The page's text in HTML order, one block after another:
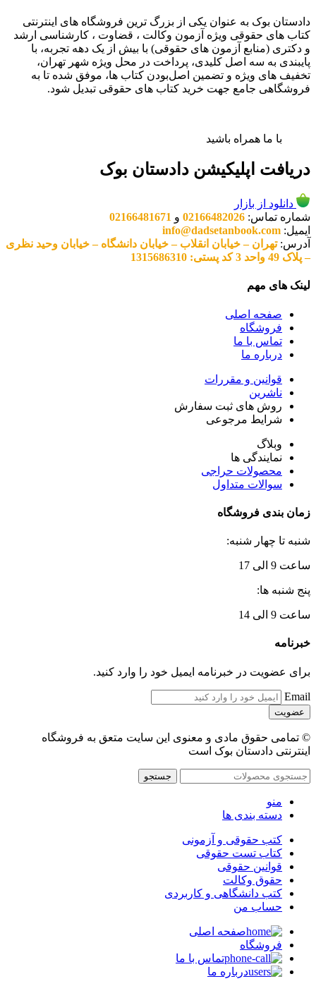
دادستان بوک به عنوان یکی از بزرگ ترین فروشگاه های اینترنتی
کتاب های حقوقی ویژه آزمون وکالت ، قضاوت ، کارشناسی ارشد
و دکتری (منابع آزمون های حقوقی) با بیش از یک دهه تجربه، با
پایبندی به سه اصل کلیدی، پرداخت در محل ویژه شهر تهران،
تخفیف های ویژه و تضمین اصل‌بودن کتاب ها، موفق شده تا به
فروشگاهی جامع جهت خرید کتاب های حقوقی تبدیل شود.
با ما همراه باشید
دریافت اپلیکیشن دادستان بوک
دانلود از بازار
شماره تماس: 02166482026 و 02166481671
ایمیل: info@dadsetanbook.com
آدرس:تهران – خیابان انقلاب – خیابان دانشگاه – خیابان وحید نظری
– پلاک 49 واحد 3 کد پستی: 1315686310
لینک های مهم
صفحه اصلی
فروشگاه
تماس با ما
درباره ما
قوانین و مقررات
ناشرین
روش های ثبت سفارش
شرایط مرجوعی
وبلاگ
نمایندگی ها
محصولات حراجی
سوالات متداول
زمان بندی فروشگاه
شنبه تا چهار شنبه:
ساعت 9 الی 17
پنج شنبه ها:
ساعت 9 الی 14
خبرنامه
برای عضویت در خبرنامه ایمیل خود را وارد کنید.
Email
© تمامی حقوق مادی و معنوی این سایت متعق به فروشگاه
اینترنتی دادستان بوک است
جستجو
منو
دسته بندی ها
کتب حقوقی و آزمونی
کتاب تست حقوقی
قوانین حقوقی
حقوق وکالت
کتب دانشگاهی و کاربردی
حساب من
صفحه اصلی
فروشگاه
تماس با ما
درباره ما